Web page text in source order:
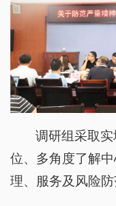
调研组采取
位、多角度了解
理、服务及风险防